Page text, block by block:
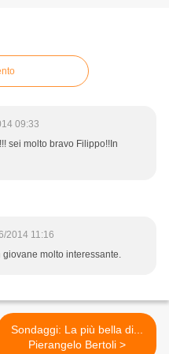
09:33
sei molto bravo Filippo!!In
2014 11:16
giovane molto interessante.
Sondaggi: La più bella di...
Pierangelo Bertoli >